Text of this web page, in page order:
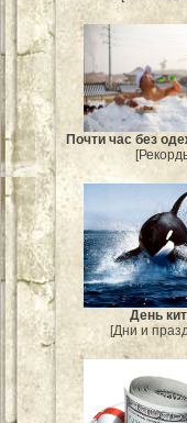
Почти час без
День
[Дни и